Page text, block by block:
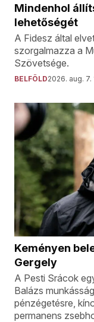
Mindenhol
lehetőségét
A Fidesz által
szorgalmazza a
Szövetsége.
BELFÖLD2026. aug. 7.
Keményen
Gergely
A Pesti Srácok
Balázs
pénzégetésre,
permanens